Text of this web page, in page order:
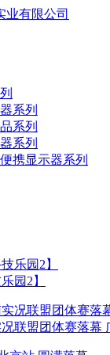
系列
系列
系列
携显示器系列
园2】
况联盟团体赛落